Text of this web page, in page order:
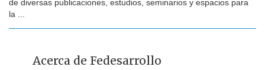
de diversas publicaciones, estudios, seminarios y espacios para
la ...
Acerca de Fedesarrollo